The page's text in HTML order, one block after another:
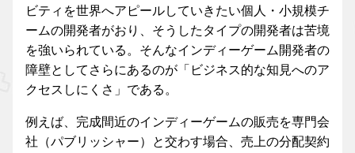
ビティを世界へアピールしていきたい個人・小規模チ
ームの開発者がおり、そうしたタイプの開発者は苦境
を強いられている。そんなインディーゲーム開発者の
障壁としてさらにあるのが「ビジネス的な知見へのア
クセスしにくさ」である。
例えば、完成間近のインディーゲームの販売を専門会
社（パブリッシャー）と交わす場合、売上の分配契約